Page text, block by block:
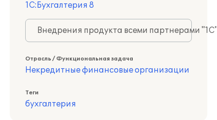
1С:Бухгалтерия 8
Внедрения продукта всеми партнерами
Отрасль / Функциональная задача
Некредитные финансовые организации
Теги
бухгалтерия